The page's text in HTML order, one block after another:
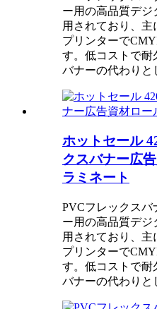
ー用の高品質デジ
用されており、主
プリンターで
す。低コストで耐
バナーの代わりと
ホットセール
クスバナー広
ラミネート
PVCフレックスバ
ー用の高品質デジ
用されており、主
プリンターで
す。低コストで耐
バナーの代わりと